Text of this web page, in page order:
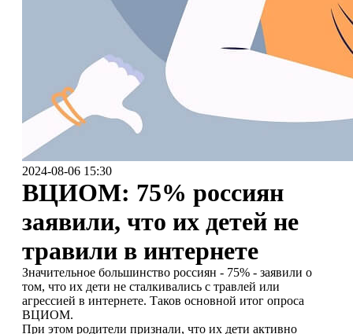
2024-08-06 15:30
ВЦИОМ: 75% россиян
заявили, что их детей не
травили в интернете
Значительное большинство россиян - 75% - заявили о
том, что их дети не сталкивались с травлей или
агрессией в интернете. Таков основной итог опроса
ВЦИОМ.
При этом родители признали, что их дети активно